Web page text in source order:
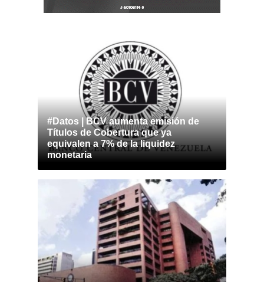
#Datos | BCV aumenta emisión de
Títulos de Cobertura que ya
equivalen a 7% de la liquidez
monetaria